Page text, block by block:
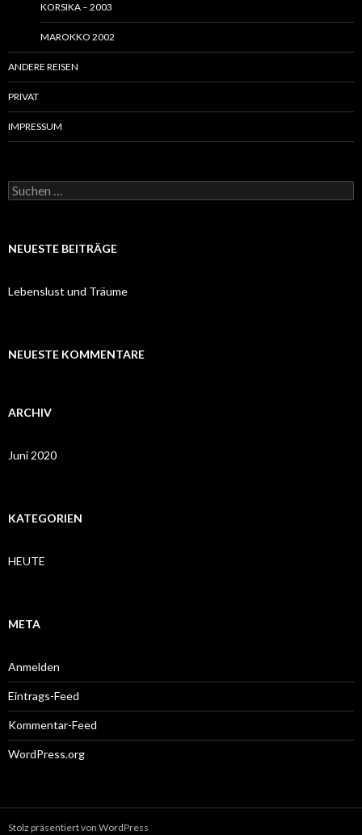
KORSIKA – 2003
MAROKKO 2002
ANDERE REISEN
PRIVAT
IMPRESSUM
Suchen
nach:
NEUESTE BEITRÄGE
Lebenslust und Träume
NEUESTE KOMMENTARE
ARCHIV
Juni 2020
KATEGORIEN
HEUTE
META
Anmelden
Eintrags-Feed
Kommentar-Feed
WordPress.org
Stolz präsentiert von WordPress